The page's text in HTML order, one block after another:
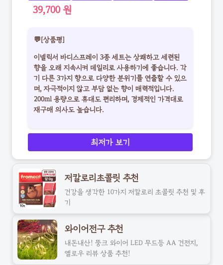
39,700 원
💬[상품평]
이넬릭서 바디스프레이 3종 세트는 상쾌하고 세련된
향을 오래 지속시켜 데일리로 사용하기에 좋습니다. 각
기 다른 3가지 향으로 다양한 분위기를 연출할 수 있으
며, 자극적이지 않고 부담 없는 향이 매력적입니다.
200ml 용량으로 휴대도 편리하며, 경제적인 가격대로
재구매 의사도 높습니다.
최저가 보기
저칼로리초콜릿 추천
건강을 생각한 10가지 저칼로리 초콜릿 추천 및 후
기
와이어전구 추천
내돈내산! 뚱크 와이어 LED 무드등 AA 건전지,
옐로우 리뷰 상품 추천!